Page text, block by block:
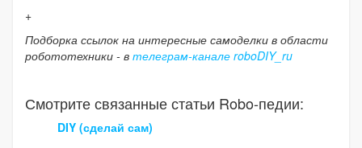
+
Подборка ссылок на интересные самоделки в области
робототехники - в телеграм-канале roboDIY_ru
Смотрите связанные статьи Robo-педии:
DIY (сделай сам)